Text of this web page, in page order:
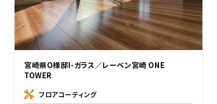
宮崎県O様邸I-ガラス／レーベン宮崎 ONE
TOWER
フロアコーティング